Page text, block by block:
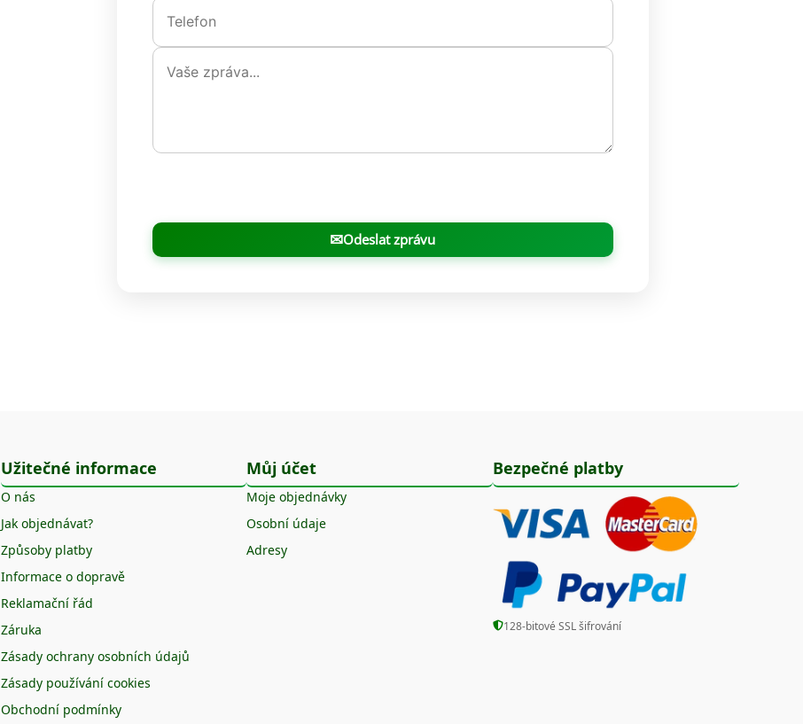
✉Odeslat zprávu
Užitečné informace
O nás
Jak objednávat?
Způsoby platby
Informace o dopravě
Reklamační řád
Záruka
Zásady ochrany osobních údajů
Zásady používání cookies
Obchodní podmínky
Můj účet
Moje objednávky
Osobní údaje
Adresy
Bezpečné platby
128-bitové SSL šifrování